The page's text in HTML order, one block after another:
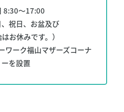
8:30～17:00
、祝日、お盆及び
はお休みです。）
ワーク福山マザーズコーナ
ーを設置